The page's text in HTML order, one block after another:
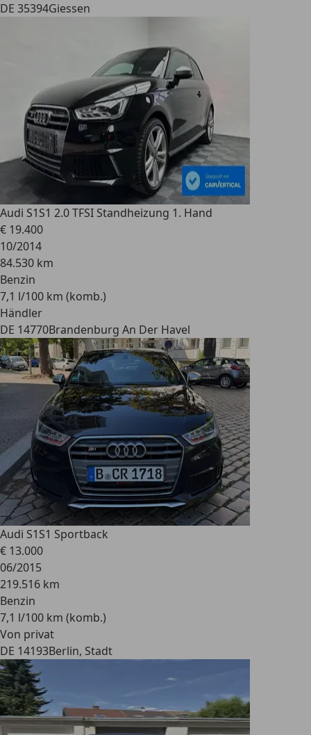
DE 35394Giessen
Audi S1S1 2.0 TFSI Standheizung 1. Hand
€ 19.400
10/2014
84.530 km
Benzin
7,1 l/100 km (komb.)
Händler
DE 14770Brandenburg An Der Havel
Audi S1S1 Sportback
€ 13.000
06/2015
219.516 km
Benzin
7,1 l/100 km (komb.)
Von privat
DE 14193Berlin, Stadt